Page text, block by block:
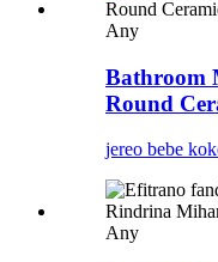
Any
Bathroom
Round
jereo bebe
Any